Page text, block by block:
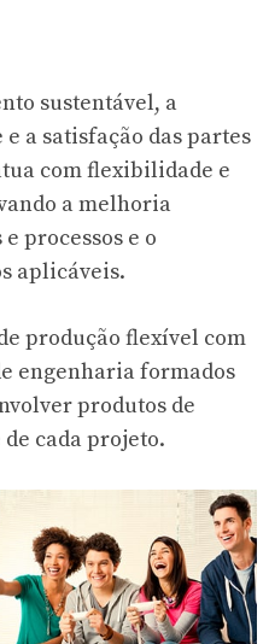
sustentável, a
a satisfação das partes
com flexibilidade e
a melhoria
processos e o
aplicáveis.
produção flexível com
engenharia formados
produtos de
cada projeto.